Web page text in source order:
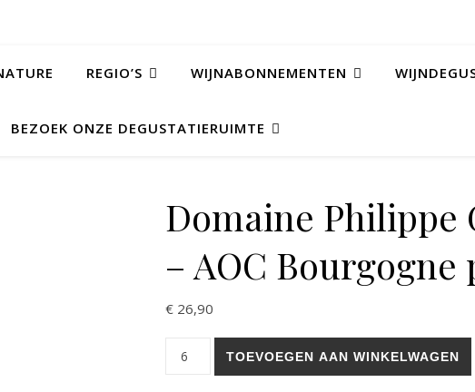
REGIO’S WIJNABONNEMENTEN
BEZOEK ONZE DEGUSTATIERUIMTE
Domaine Philippe
– AOC
€26,90
TOEVOEGEN AAN WINKELWAGEN